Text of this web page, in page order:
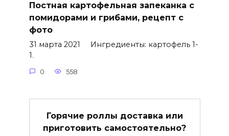
Постная картофельная запеканка с
помидорами и грибами, рецепт с
фото
31 марта 2021 Ингредиенты: картофель 1-
1.
0 558
Горячие роллы доставка или
приготовить самостоятельно?